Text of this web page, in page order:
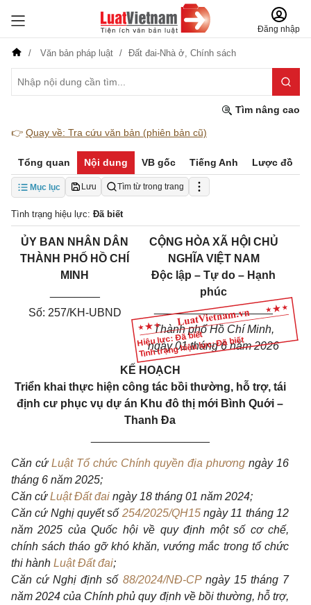
Đăng nhập
Văn bản pháp luật Đất đai-Nhà ở, Chính sách
Tìm nâng cao
👉 Quay về: Tra cứu văn bản (phiên bản cũ)
Tổng quan Nội dung VB gốc Tiếng Anh Lược đồ
Mục lục Lưu Tìm từ trong trang
Tình trạng hiệu lực: Đã biết
Hiệu lực: Đã biết
Tình trạng hiệu lực: Đã biết
ỦY BAN NHÂN DÂN
THÀNH PHỐ HỒ CHÍ
MINH
Số: 257/KH-UBND
CỘNG HÒA XÃ HỘI CHỦ
NGHĨA VIỆT NAM
Độc lập – Tự do – Hạnh
phúc
___________________
Thành phố Hồ Chí Minh,
ngày01tháng6năm 2026
KẾ HOẠCH
Triển khai thực hiện công tác bồi thường, hỗ trợ, tái
định cư phục vụ dự án Khu đô thị mới Bình Quới –
Thanh Đa
Căn cứ Luật Tổ chức Chính quyền địa phương ngày 16
tháng 6 năm 2025;
Căn cứLuật Đất đai ngày 18 tháng 01 năm 2024;
Căn cứ Nghị quyết số 254/2025/QH15ngày 11 tháng 12
năm 2025 của Quốc hội về quy định một số cơ chế,
chính sách tháo gỡ khó khăn, vướng mắc trong tổ chức
thi hành Luật Đất đai;
Căn cứ Nghị định số 88/2024/NĐ-CPngày 15 tháng 7
năm 2024 của Chính phủ quy định về bồi thường, hỗ trợ,